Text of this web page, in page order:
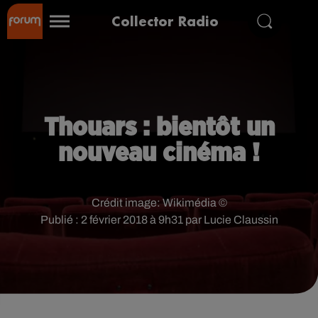
Collector Radio
Thouars : bientôt un
nouveau cinéma !
Publié : 2 février 2018 à 9h31 par Lucie Claussin
Crédit image: Wikimédia ©